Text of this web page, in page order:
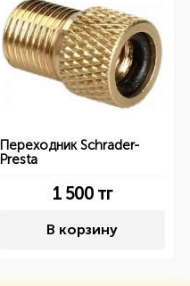
Переходник Schrader-
Presta
1 500тг
В корзину